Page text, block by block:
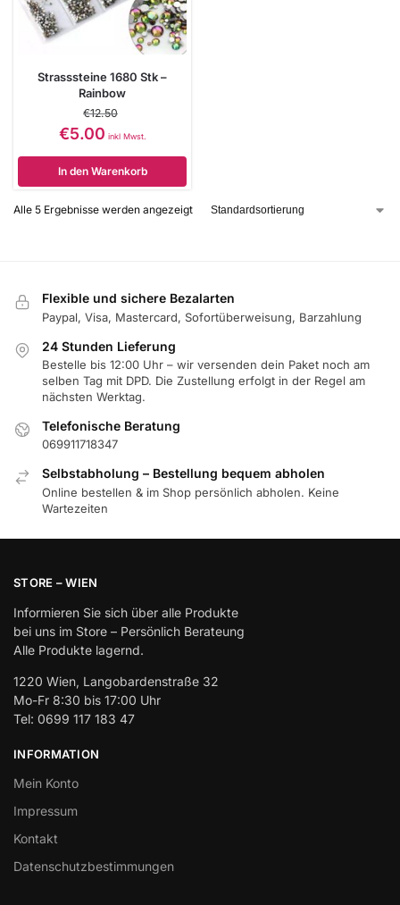
Strasssteine 1680 Stk –
Rainbow
€12.50
€5.00 inkl Mwst.
In den Warenkorb
Alle 5 Ergebnisse werden angezeigt
Flexible und sichere Bezalarten
Paypal, Visa, Mastercard, Sofortüberweisung, Barzahlung
24 Stunden Lieferung
Bestelle bis 12:00 Uhr – wir versenden dein Paket noch am
selben Tag mit DPD. Die Zustellung erfolgt in der Regel am
nächsten Werktag.
Telefonische Beratung
069911718347
Selbstabholung – Bestellung bequem abholen
Online bestellen & im Shop persönlich abholen. Keine
Wartezeiten
STORE – WIEN
Informieren Sie sich über alle Produkte
bei uns im Store – Persönlich Berateung
Alle Produkte lagernd.
1220 Wien, Langobardenstraße 32
Mo-Fr 8:30 bis 17:00 Uhr
Tel: 0699 117 183 47
INFORMATION
Mein Konto
Impressum
Kontakt
Datenschutzbestimmungen